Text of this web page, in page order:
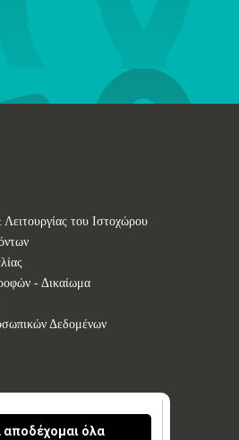
του Ιστοχώρου
- Δικαίωμα
Δεδομένων
αποδέχομαι όλα